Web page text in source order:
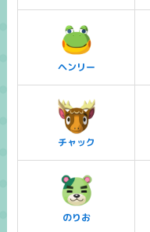
ヘンリー
チャック
のりお